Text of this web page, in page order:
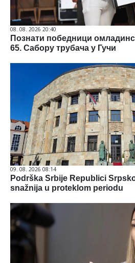
08. 08. 2026 20:40
Познати победници
65. Сабору трубача у Гучи
09. 08. 2026 08:14
Podrška Srbije Republici
snažnija u proteklom periodu